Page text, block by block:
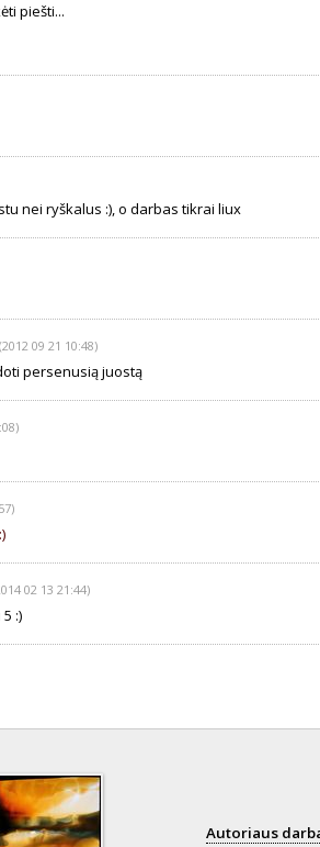
piešti...
nei ryškalus :), o darbas tikrai liux
(2012 09 21 10:48)
persenusią juostą
02 13 21:44)
:)
Autoriaus